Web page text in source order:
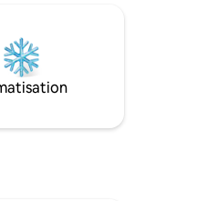
l'unité. En
plage, de l'aire
Eau en